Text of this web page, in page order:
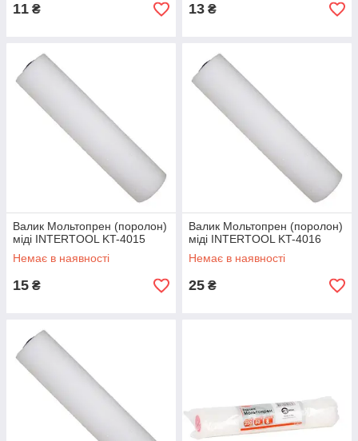
11 ₴ 13 ₴
Валик Мольтопрен (поролон)
міді INTERTOOL KT-4015
Немає в наявності
15 ₴
Валик Мольтопрен (поролон)
міді INTERTOOL KT-4016
Немає в наявності
25 ₴